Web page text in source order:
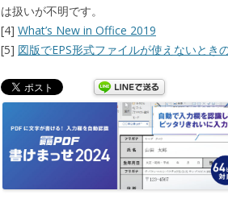
は扱いが不明です。
[4] What’s New in Office 2019
[5] 図版でEPS形式ファイルが使えないと